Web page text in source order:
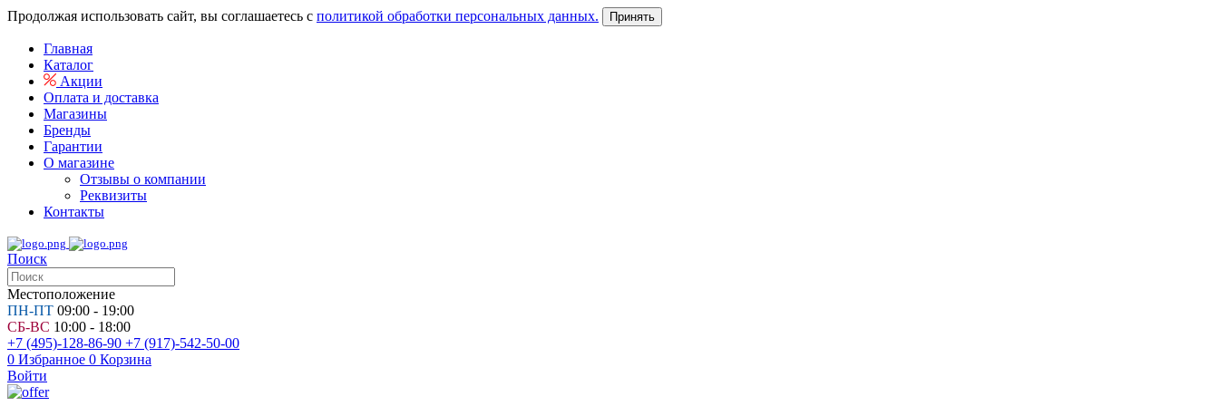
Продолжая использовать сайт, вы соглашаетесь с политикой обработки персональных данных. Принять
Главная
Каталог
Акции
Оплата и доставка
Магазины
Бренды
Гарантии
О магазине
Отзывы о компании
Реквизиты
Контакты
Поиск
Местоположение
ПН-ПТ 09:00 - 19:00
СБ-ВС 10:00 - 18:00
+7 (495)-128-86-90 +7 (917)-542-50-00
0 Избранное 0 Корзина
Войти